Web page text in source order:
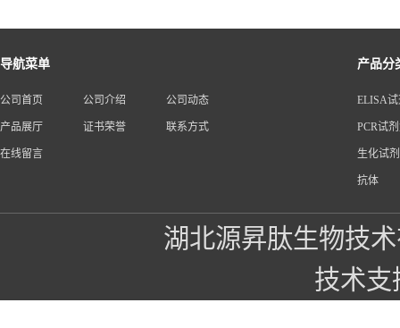
导航菜单
公司首页 公司介绍 公司动态
产品展厅 证书荣誉 联系方式
在线留言
产品分
ELISA
PCR试
生化试
抗体
湖北源昇肽生物技
技术